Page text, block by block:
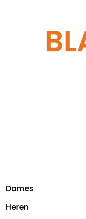
Dames
Heren